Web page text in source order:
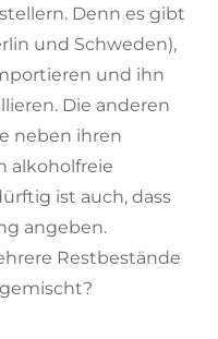
Denn es gibt
und Schweden),
und ihn
Die anderen
neben ihren
alkoholfreie
ist auch, dass
angeben.
Restbestände